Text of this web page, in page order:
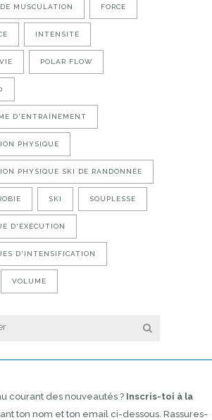
DE MUSCULATION FORCE
INTENSITÉ
POLAR FLOW
D'ENTRAÎNEMENT
PHYSIQUE
PHYSIQUE SKI DE RANDONNÉE
SKI SOUPLESSE
D'EXÉCUTION
D'INTENSIFICATION
VOLUME
courant des nouveautés ? Inscris-toi à la
ton nom et ton email ci-dessous. Rassures-